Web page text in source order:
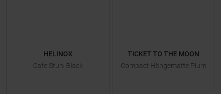
HELINOX
Cafe Stuhl Black
TICKET TO THE MOON
Compact Hängematte Plum